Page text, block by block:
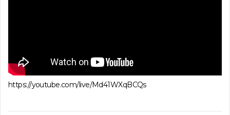
https://youtube.com/live/Md41WXqBCQs